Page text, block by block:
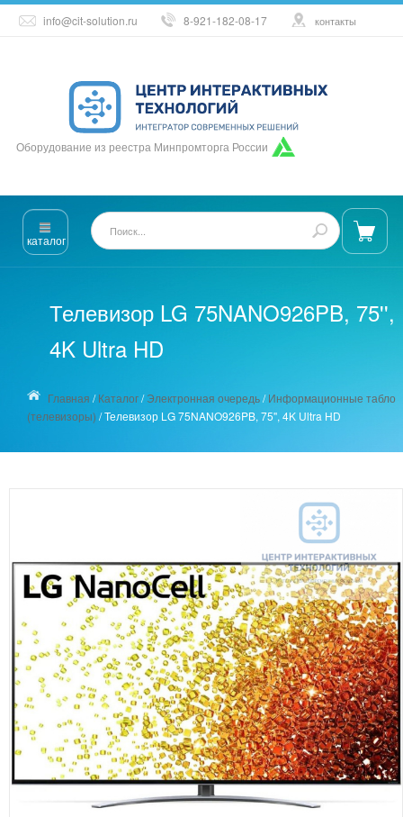
info@cit-solution.ru 8-921-182-08-17 контакты
Оборудование из реестра Минпромторга России
каталог
Телевизор LG 75NANO926PB, 75'',
4K Ultra HD
Главная /Каталог/Электронная очередь/Информационные табло
(телевизоры) /Телевизор LG 75NANO926PB, 75'', 4K Ultra HD